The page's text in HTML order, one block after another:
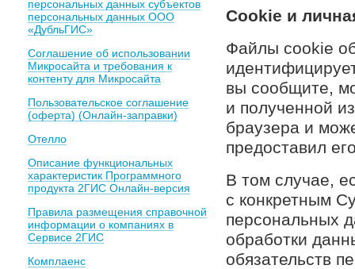
персональных данных субъектов
персональных данных ООО
«ДубльГИС»
Соглашение об использовании
Микросайта и требования к
контенту для Микросайта
Пользовательское соглашение
(оферта) (Онлайн-заправки)
Отелло
Описание функциональных
характеристик Программного
продукта 2ГИС Онлайн-версия
Правила размещения справочной
информации о компаниях в
Сервисе 2ГИС
Комплаенс
Сookie и
Файлы cookie
вы сообщите,
и полученной
браузера и
предоставил
В том случае,
с конкретным
персональных
обработки
обязательств